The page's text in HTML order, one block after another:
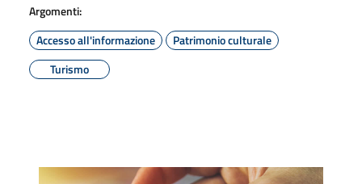
Argomenti:
Accesso all'informazione
Patrimonio culturale
Turismo